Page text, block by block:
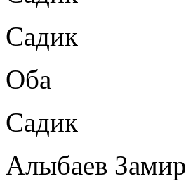
Садик
Оба
Садик
Алыбаев Замир